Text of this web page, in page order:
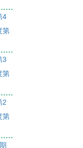
4
第
3
第
2
第